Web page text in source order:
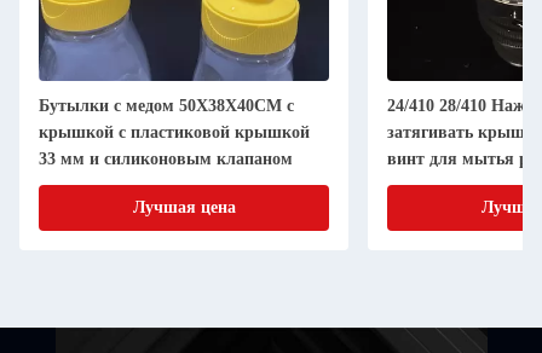
Бутылки с медом 50X38X40CM с
крышкой с пластиковой крышкой
33 мм и силиконовым клапаном
Лучшая цена
24/410 28/410
затягивать
винт для мытья